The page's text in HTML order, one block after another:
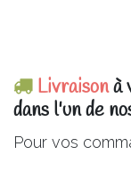
Livraisonà
dans l'un de
Pour vos